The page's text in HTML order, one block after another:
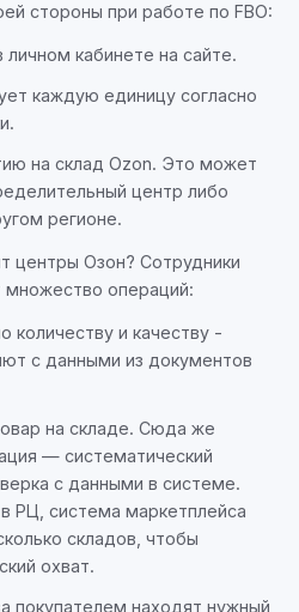
стороны при работе по FBO:
кабинете на сайте.
каждую единицу согласно
на склад Ozon. Это может
центр либо
регионе.
центры Озон? Сотрудники
операций:
количеству и качеству -
с данными из документов
на складе. Сюда же
— систематический
с данными в системе.
РЦ, система маркетплейса
складов, чтобы
охват.
покупателем находят нужный